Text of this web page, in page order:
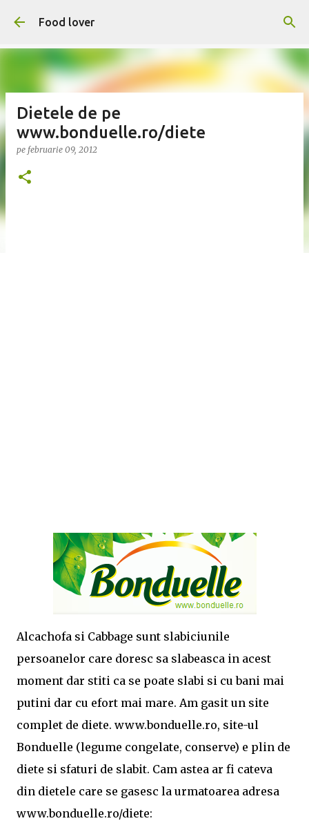
Treceți la conținutul principal
Food lover
Dietele de pe
www.bonduelle.ro/diete
pe februarie 09, 2012
Alcachofa si Cabbage sunt slabiciunile
persoanelor care doresc sa slabeasca in acest
moment dar stiti ca se poate slabi si cu bani mai
putini dar cu efort mai mare. Am gasit un site
complet de diete. www.bonduelle.ro, site-ul
Bonduelle (legume congelate, conserve) e plin de
diete si sfaturi de slabit. Cam astea ar fi cateva
din dietele care se gasesc la urmatoarea adresa
www.bonduelle.ro/diete: